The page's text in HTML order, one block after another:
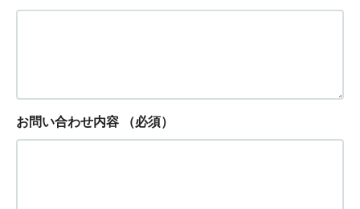
お問い合わせ内容 （必須）